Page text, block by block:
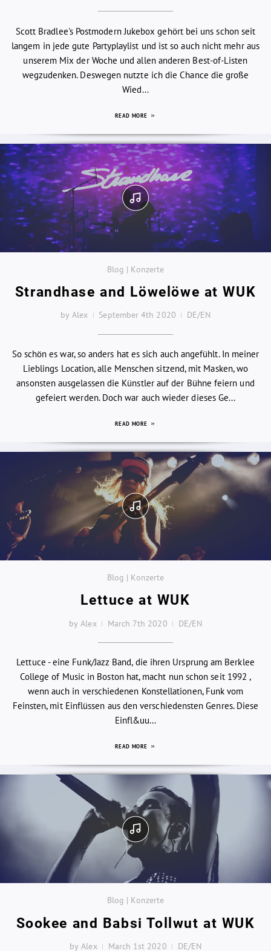
Scott Bradlee's Postmodern Jukebox gehört bei uns schon seit
langem in jede gute Partyplaylist und ist so auch nicht mehr aus
unserem Mix der Woche und allen anderen Best-of-Listen
wegzudenken. Deswegen nutzte ich die Chance die große
Wied...
READ MORE
Blog | Konzerte
Strandhase and Löwelöwe at WUK
by Alex September 4th 2020 DE/EN
So schön es war, so anders hat es sich auch angefühlt. In meiner
Lieblings Location, alle Menschen sitzend, mit Masken, wo
ansonsten ausgelassen die Künstler auf der Bühne feiern und
gefeiert werden. Doch war auch wieder dieses Ge...
READ MORE
Blog | Konzerte
Lettuce at WUK
by Alex March 7th 2020 DE/EN
Lettuce - eine Funk/Jazz Band, die ihren Ursprung am Berklee
College of Music in Boston hat, macht nun schon seit 1992 ,
wenn auch in verschiedenen Konstellationen, Funk vom
Feinsten, mit Einflüssen aus den verschiedensten Genres. Diese
Einfl&uu...
READ MORE
Blog | Konzerte
Sookee and Babsi Tollwut at WUK
by Alex March 1st 2020 DE/EN